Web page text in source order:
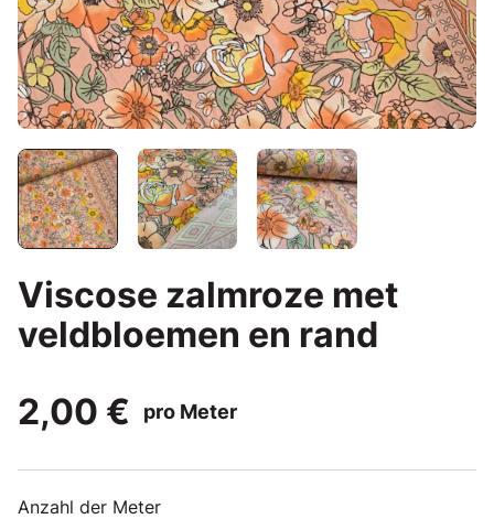
Viscose zalmroze met
veldbloemen en rand
2,00 €
pro Meter
Anzahl der Meter